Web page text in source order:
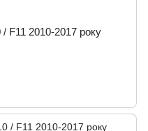
F11 2010-2017 року